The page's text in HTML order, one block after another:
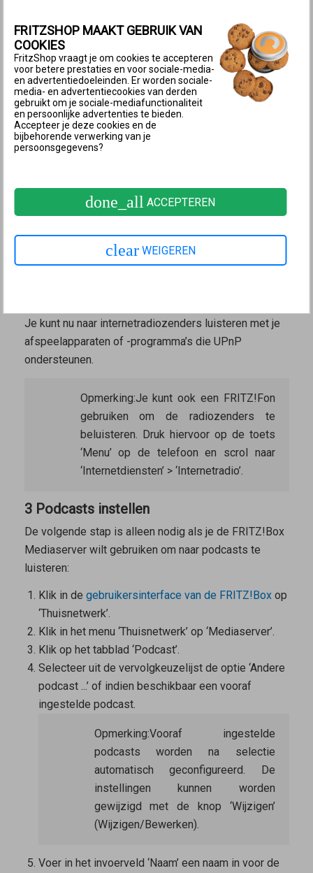
Vooraf ingestelde
zenders worden na selectie
automatisch geconfigureerd. De
instellingen kunnen worden
gewijzigd met de knop ‘Wijzigen’
(Wijzigen/Bewerken).
radiozender.
Voer in het invoerveld ‘Internetadres’ het adres in
van de radiozender.
Als je meerdere FRITZ!Fons bij de FRITZ!Box hebt
aangemeld, selecteer dan de telefoons waarop de
Je kunt nu naar internetradiozenders luisteren met je
afspeelapparaten of -programma’s die UPnP
ondersteunen.
Opmerking:Je kunt ook een FRITZ!Fon
gebruiken om de radiozenders te
beluisteren. Druk hiervoor op de toets
‘Menu’ op de telefoon en scrol naar
‘Internetdiensten’ > ‘Internetradio’.
3 Podcasts instellen
De volgende stap is alleen nodig als je de FRITZ!Box
Mediaserver wilt gebruiken om naar podcasts te
luisteren:
Klik in de gebruikersinterface van de FRITZ!Boxop
‘Thuisnetwerk’.
Klik in het menu ‘Thuisnetwerk’ op ‘Mediaserver’.
Klik op het tabblad ‘Podcast’.
Selecteer uit de vervolgkeuzelijst de optie ‘Andere
podcast ...’ of indien beschikbaar een vooraf
ingestelde podcast.
Opmerking:Vooraf ingestelde
podcasts worden na selectie
automatisch geconfigureerd. De
instellingen kunnen worden
gewijzigd met de knop ‘Wijzigen’
(Wijzigen/Bewerken).
Voer in het invoerveld ‘Naam’ een naam in voor de
FRITZSHOP MAAKT GEBRUIK VAN
COOKIES
FritzShop vraagt je om cookies te accepteren
voor betere prestaties en voor sociale-media-
en advertentiedoeleinden. Er worden sociale-
media- en advertentiecookies van derden
gebruikt om je sociale-mediafunctionaliteit
en persoonlijke advertenties te bieden.
Accepteer je deze cookies en de
bijbehorende verwerking van je
persoonsgegevens?
done_all ACCEPTEREN
clear WEIGEREN